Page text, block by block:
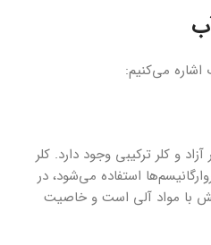
می‌کنیم:
و کلر ترکیبی وجود دارد. کلر
استفاده می‌شود، در
با مواد آلی است و خاصیت